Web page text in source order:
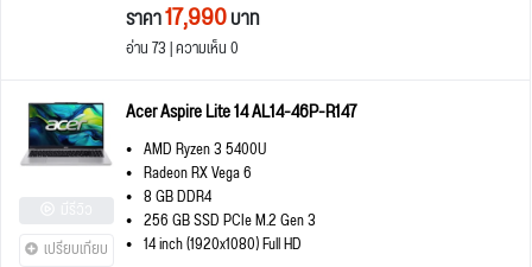
ราคา17,990บาท
อ่าน 73 | ความเห็น 0
เปรียบเทียบ
Acer Aspire Lite 14 AL14-46P-R147
AMD Ryzen 3 5400U
Radeon RX Vega 6
8 GB DDR4
256 GB SSD PCIe M.2 Gen 3
14 inch (1920x1080) Full HD